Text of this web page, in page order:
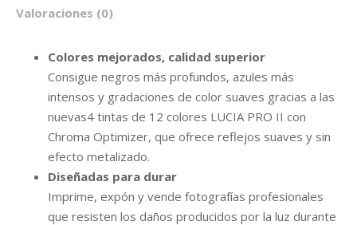
Valoraciones (0)
Colores mejorados, calidad superior
Consigue negros más profundos, azules más
intensos y gradaciones de color suaves gracias a las
nuevas4 tintas de 12 colores LUCIA PRO II con
Chroma Optimizer, que ofrece reflejos suaves y sin
efecto metalizado.
Diseñadas para durar
Imprime, expón y vende fotografías profesionales
que resisten los daños producidos por la luz durante